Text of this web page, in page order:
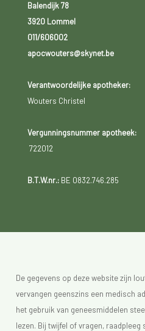
Balendijk 78
3920 Lommel
011/606002
apocwouters@skynet.be
Verantwoordelijke apotheker:
Wouters Christel
Vergunningsnummer apotheek:
722012
B.T.W.nr.:BE 0832.746.285
De gegevens op deze website zijn
vervangen geenszins een medisch
het gebruik van geneesmiddelen
lezen. Bij twijfel of vragen,